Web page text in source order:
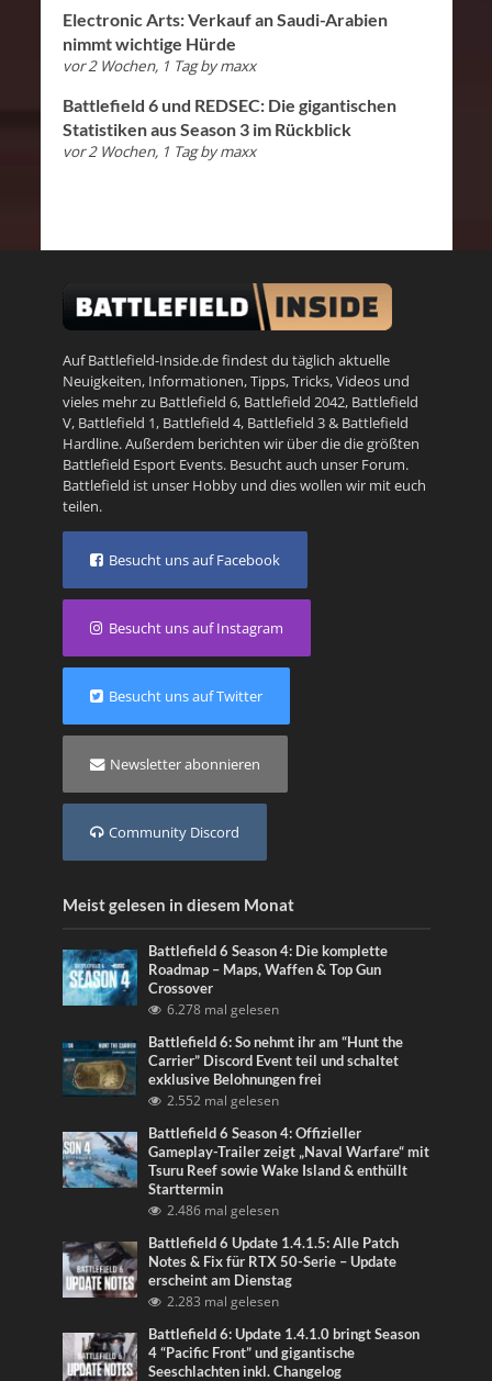
Electronic Arts: Verkauf an Saudi-Arabien
nimmt wichtige Hürde
vor 2 Wochen, 1 Tag bymaxx
Battlefield 6 und REDSEC: Die gigantischen
Statistiken aus Season 3 im Rückblick
vor 2 Wochen, 1 Tag bymaxx
Auf Battlefield-Inside.de findest du täglich aktuelle
Neuigkeiten, Informationen, Tipps, Tricks, Videos und
vieles mehr zu Battlefield 6, Battlefield 2042, Battlefield
V, Battlefield 1, Battlefield 4, Battlefield 3& Battlefield
Hardline. Außerdem berichten wir über die die größten
Battlefield Esport Events. Besucht auch unser Forum.
Battlefield ist unser Hobby und dies wollen wir mit euch
teilen.
Besucht uns auf Facebook
Besucht uns auf Instagram
Besucht uns auf Twitter
Newsletter abonnieren
Community Discord
Meist gelesen in diesem Monat
Battlefield 6 Season 4: Die komplette
Roadmap – Maps, Waffen & Top Gun
Crossover
6.278 mal gelesen
Battlefield 6: So nehmt ihr am “Hunt the
Carrier” Discord Event teil und schaltet
exklusive Belohnungen frei
2.552 mal gelesen
Battlefield 6 Season 4: Offizieller
Gameplay-Trailer zeigt „Naval Warfare“ mit
Tsuru Reef sowie Wake Island & enthüllt
Starttermin
2.486 mal gelesen
Battlefield 6 Update 1.4.1.5: Alle Patch
Notes & Fix für RTX 50-Serie – Update
erscheint am Dienstag
2.283 mal gelesen
Battlefield 6: Update 1.4.1.0 bringt Season
4 “Pacific Front” und gigantische
Seeschlachten inkl. Changelog